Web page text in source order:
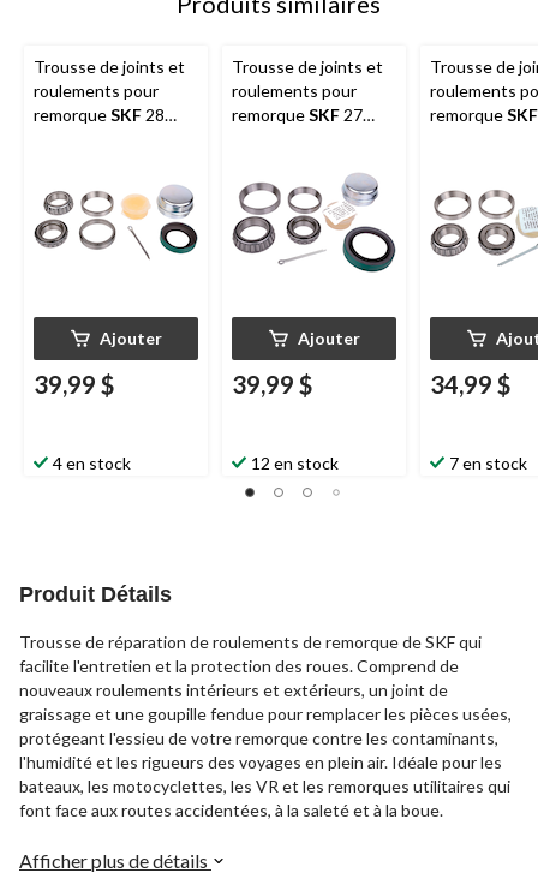
Trousse de joints et
roulements pour
remorqueSKF 28
Ajouter
39,99 $
4 en stock
Trousse de joints et
roulements pour
remorqueSKF 27
Ajouter
39,99 $
12 en stock
Trousse de
roulements
remorqueSKF
34,99 $
7 en stock
Produit Détails
Trousse de réparation de roulements de remorque de SKF qui
facilite l'entretien et la protection des roues. Comprend de
nouveaux roulements intérieurs et extérieurs, un joint de
graissage et une goupille fendue pour remplacer les pièces usées,
protégeant l'essieu de votre remorque contre les contaminants,
l'humidité et les rigueurs des voyages en plein air. Idéale pour les
bateaux, les motocyclettes, les VR et les remorques utilitaires qui
font face aux routes accidentées, à la saleté et à la boue.
Afficher plus de détails